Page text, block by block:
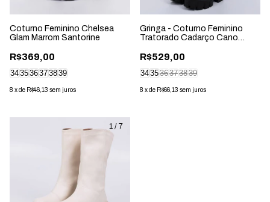
Coturno Feminino Chelsea
Glam Marrom Santorine
R$369,00
343536373839
8 xde R$46,13 sem juros
Gringa - Coturno Feminino
Tratorado Cadarço Cano
R$529,00
343536373839
8 xde R$66,13 sem juros
1 / 7